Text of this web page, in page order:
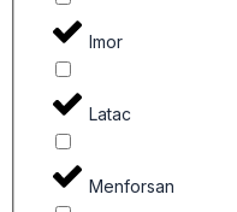
Imor
Latac
Menforsan